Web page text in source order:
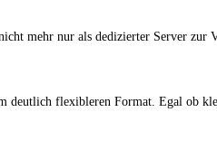
mehr nur als dedizierter Server zur
flexibleren Format. Egal ob